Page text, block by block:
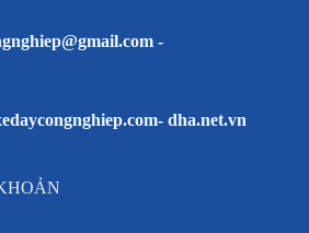
-
- dha.net.vn